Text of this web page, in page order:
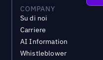
COMPANY
Su di noi
Carriere
AI Information
Whistleblower